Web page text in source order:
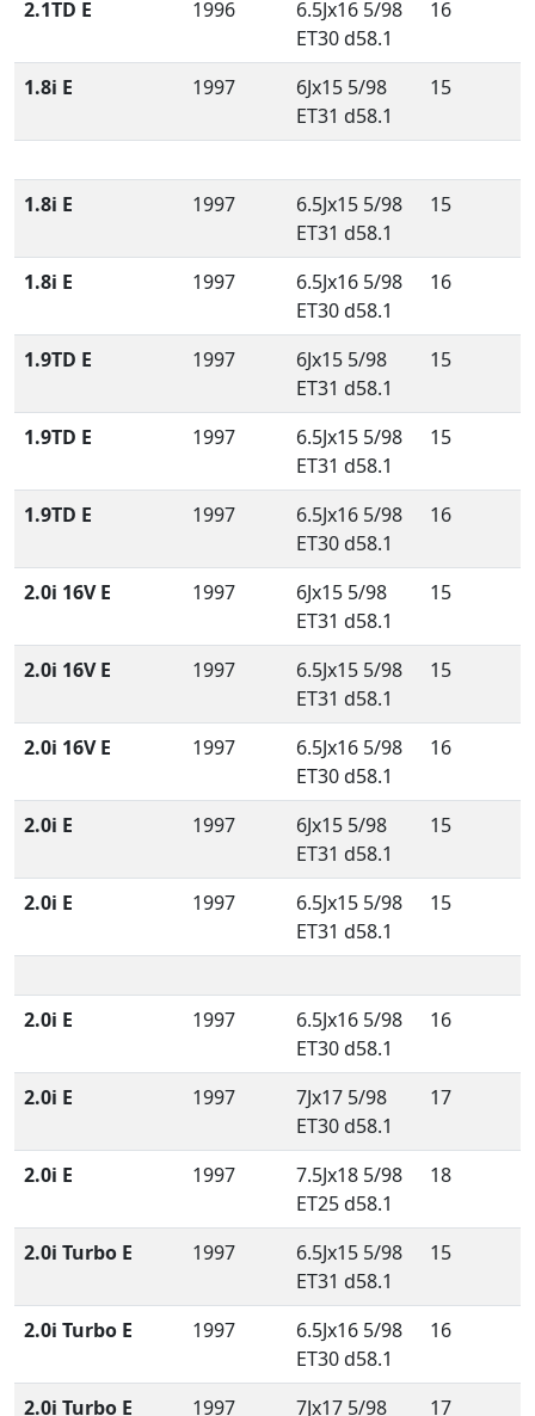
2.1TD E 1996
6.5Jx16 5/98
ET30 d58.1
16
1.8i E 1997
6Jx15 5/98
ET31 d58.1
15
1.8i E 1997
6.5Jx15 5/98
ET31 d58.1
15
1.8i E 1997
6.5Jx16 5/98
ET30 d58.1
16
1.9TD E 1997
6Jx15 5/98
ET31 d58.1
15
1.9TD E 1997
6.5Jx15 5/98
ET31 d58.1
15
1.9TD E 1997
6.5Jx16 5/98
ET30 d58.1
16
2.0i 16V E 1997
6Jx15 5/98
ET31 d58.1
15
2.0i 16V E 1997
6.5Jx15 5/98
ET31 d58.1
15
2.0i 16V E 1997
6.5Jx16 5/98
ET30 d58.1
16
2.0i E 1997
6Jx15 5/98
ET31 d58.1
15
2.0i E 1997
6.5Jx15 5/98
ET31 d58.1
15
2.0i E 1997
6.5Jx16 5/98
ET30 d58.1
16
2.0i E 1997
7Jx17 5/98
ET30 d58.1
17
2.0i E 1997
7.5Jx18 5/98
ET25 d58.1
18
2.0i Turbo E 1997
6.5Jx15 5/98
ET31 d58.1
15
2.0i Turbo E 1997
6.5Jx16 5/98
ET30 d58.1
16
2.0i Turbo E 1997 7Jx17 5/98 17